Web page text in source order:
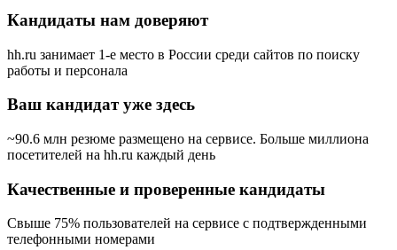
Кандидаты нам доверяют
hh.ru занимает 1-е место в России среди сайтов по поиску
работы и персонала
Ваш кандидат уже здесь
~90.6 млн резюме размещено на сервисе. Больше миллиона
посетителей на hh.ru каждый день
Качественные и проверенные кандидаты
Свыше 75% пользователей на сервисе с подтвержденными
телефонными номерами